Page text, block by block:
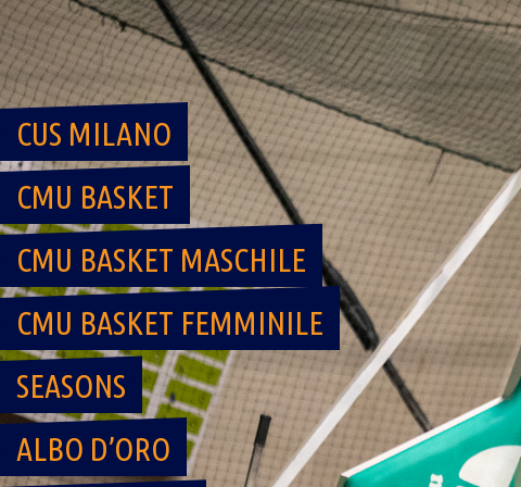
Skip
to
content
CUS MILANO
CMU BASKET
CMU BASKET MASCHILE
CMU BASKET FEMMINILE
SEASONS
ALBO D’ORO